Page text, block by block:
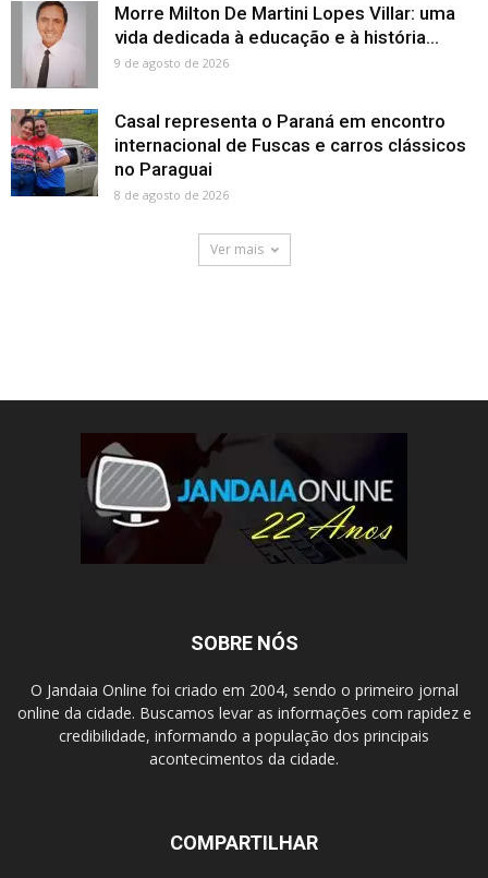
Morre Milton De Martini Lopes Villar: uma
vida dedicada à educação e à história...
9 de agosto de 2026
Casal representa o Paraná em encontro
internacional de Fuscas e carros clássicos
no Paraguai
8 de agosto de 2026
Ver mais
SOBRE NÓS
O Jandaia Online foi criado em 2004, sendo o primeiro jornal
online da cidade. Buscamos levar as informações com rapidez e
credibilidade, informando a população dos principais
acontecimentos da cidade.
COMPARTILHAR